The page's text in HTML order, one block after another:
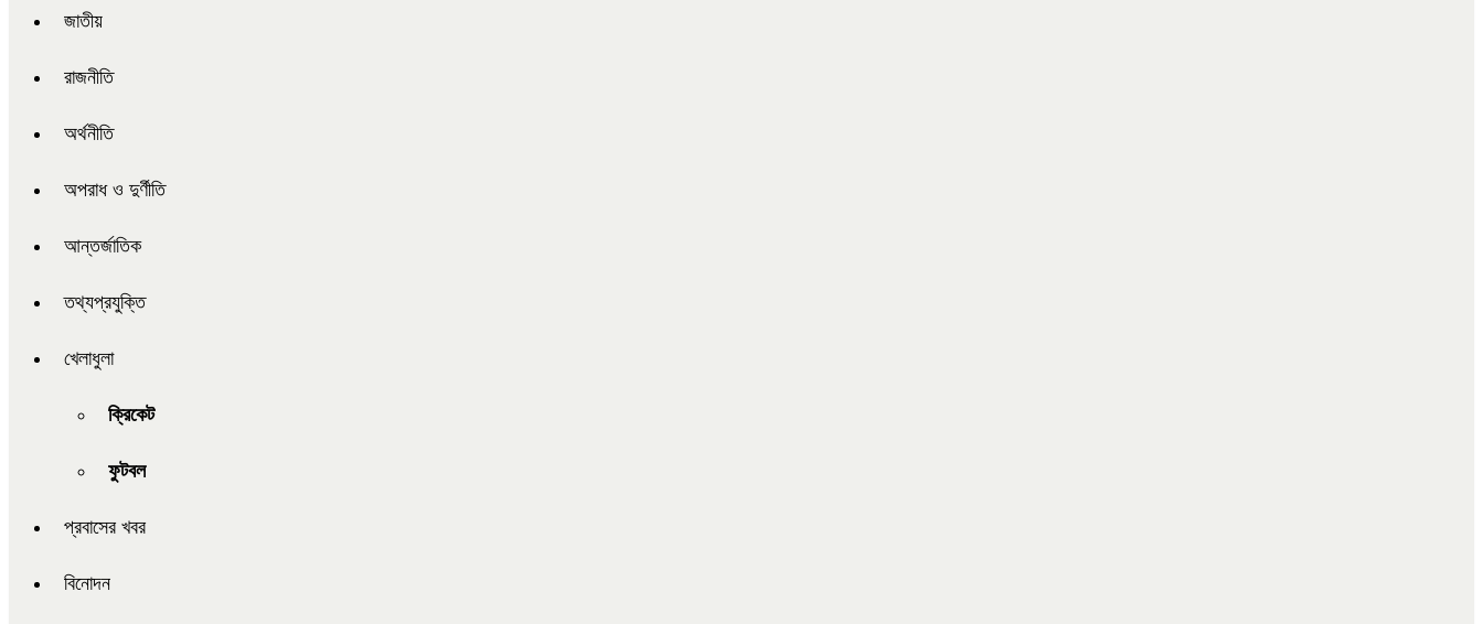
জাতীয়
রাজনীতি
অর্থনীতি
অপরাধ ও দুর্ণীতি
আন্তর্জাতিক
তথ্যপ্রযুক্তি
খেলাধুলা
ক্রিকেট
ফুটবল
প্রবাসের খবর
বিনোদন